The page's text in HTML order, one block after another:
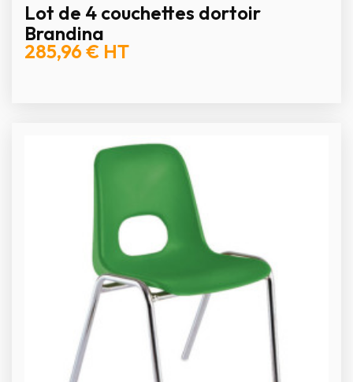
Lot de 4 couchettes dortoir
Brandina
285,96 € HT